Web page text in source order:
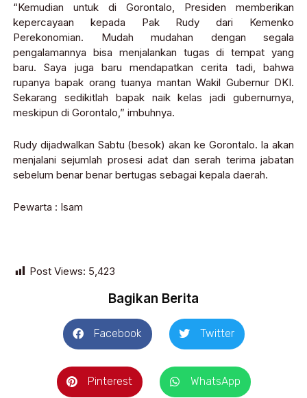
“Kemudian untuk di Gorontalo, Presiden memberikan
kepercayaan kepada Pak Rudy dari Kemenko
Perekonomian. Mudah mudahan dengan segala
pengalamannya bisa menjalankan tugas di tempat yang
baru. Saya juga baru mendapatkan cerita tadi, bahwa
rupanya bapak orang tuanya mantan Wakil Gubernur DKI.
Sekarang sedikitlah bapak naik kelas jadi gubernurnya,
meskipun di Gorontalo,” imbuhnya.
Rudy dijadwalkan Sabtu (besok) akan ke Gorontalo. Ia akan
menjalani sejumlah prosesi adat dan serah terima jabatan
sebelum benar benar bertugas sebagai kepala daerah.
Pewarta : Isam
Post Views: 5,423
Bagikan Berita
Facebook Twitter
Pinterest WhatsApp